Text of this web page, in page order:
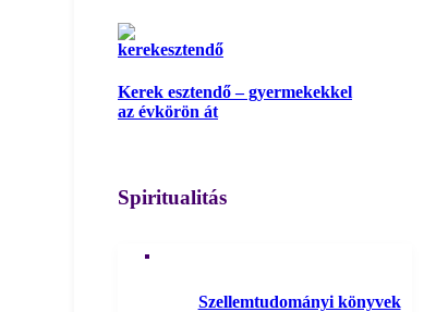
Kerek esztendő – gyermekekkel
az évkörön át
Spiritualitás
Szellemtudományi könyvek